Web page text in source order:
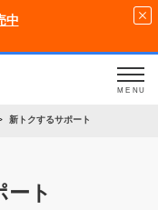
中
MENU
新トクするサポート
ート